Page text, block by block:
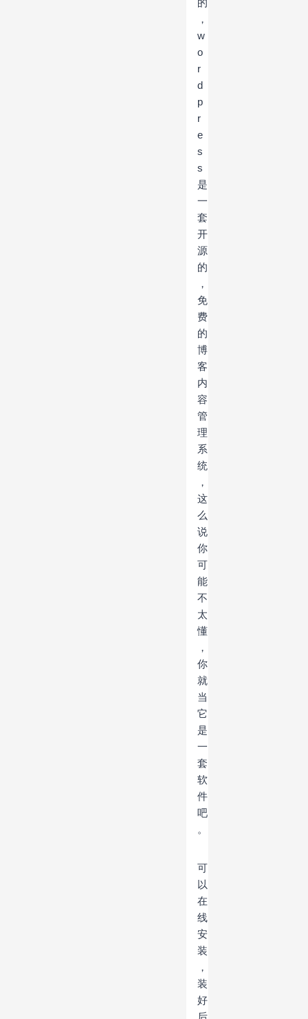
的
，
w
o
r
d
p
r
e
s
s
是
一
套
开
源
的
，
免
费
的
博
客
内
容
管
理
系
统
，
这
么
说
你
可
能
不
太
懂
，
你
就
当
它
是
一
套
软
件
吧
。
可
以
在
线
安
装
，
装
好
后